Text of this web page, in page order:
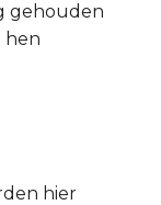
gehouden
hen
hier